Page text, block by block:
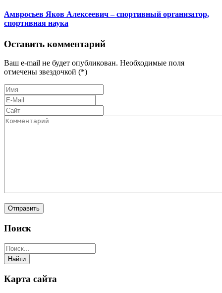
Амвросьев Яков Алексеевич – спортивный организатор,
спортивная наука
Оставить комментарий
Ваш e-mail не будет опубликован. Необходимые поля
отмечены звездочкой (*)
Поиск
Карта сайта